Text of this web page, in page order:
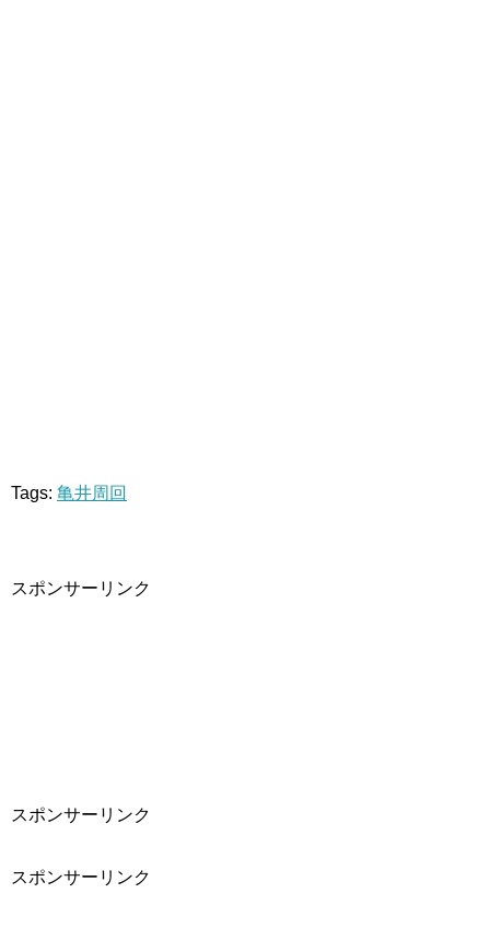
Tags: 亀井周回
スポンサーリンク
スポンサーリンク
スポンサーリンク